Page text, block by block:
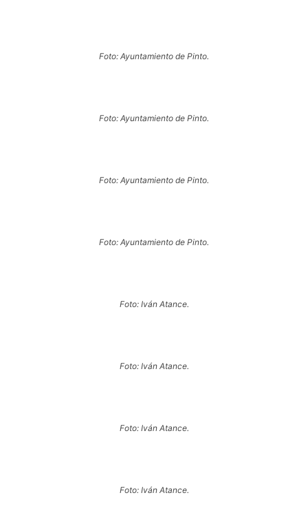
Foto: Ayuntamiento de Pinto.
Foto: Ayuntamiento de Pinto.
Foto: Ayuntamiento de Pinto.
Foto: Ayuntamiento de Pinto.
Foto: Iván Atance.
Foto: Iván Atance.
Foto: Iván Atance.
Foto: Iván Atance.